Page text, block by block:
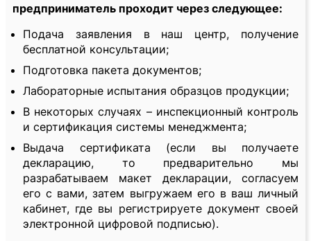
предприниматель проходит через следующее:
Подача заявления в наш центр, получение
бесплатной консультации;
Подготовка пакета документов;
Лабораторные испытания образцов продукции;
В некоторых случаях – инспекционный контроль
и сертификация системы менеджмента;
Выдача сертификата (если вы получаете
декларацию, то предварительно мы
разрабатываем макет декларации, согласуем
его с вами, затем выгружаем его в ваш личный
кабинет, где вы регистрируете документ своей
электронной цифровой подписью).